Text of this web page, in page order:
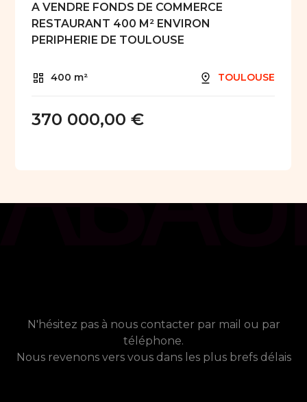
A VENDRE FONDS DE COMMERCE
RESTAURANT 400 M² ENVIRON
PERIPHERIE DE TOULOUSE
400 m² TOULOUSE
370 000,00 €
N'hésitez pas à nous contacter par mail ou par
téléphone.
Nous revenons vers vous dans les plus brefs délais